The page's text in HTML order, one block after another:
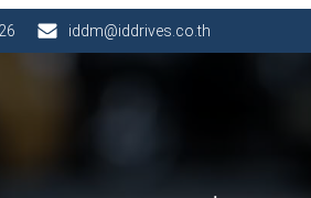
iddm@iddrives.co.th